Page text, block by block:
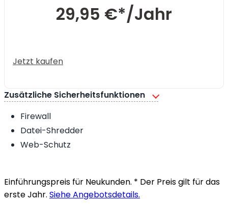
29,95 €*/Jahr
Jetzt kaufen
Zusätzliche Sicherheitsfunktionen
Firewall
Datei-Shredder
Web-Schutz
Einführungspreis für Neukunden. * Der Preis gilt für das
erste Jahr. Siehe Angebotsdetails.